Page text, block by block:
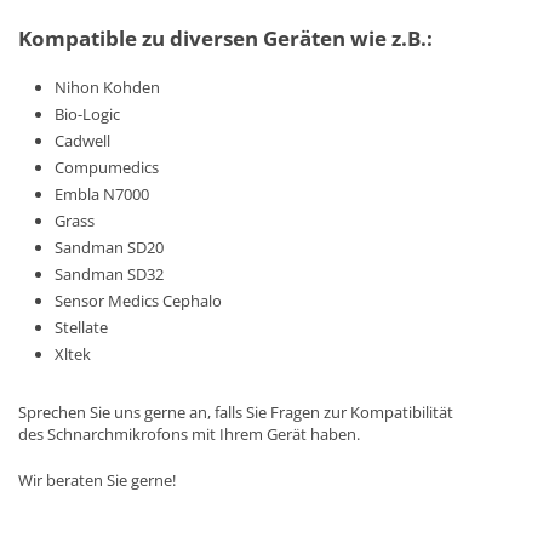
Kompatible zu diversen Geräten wie z.B.:
Nihon Kohden
Bio-Logic
Cadwell
Compumedics
Embla N7000
Grass
Sandman SD20
Sandman SD32
Sensor Medics Cephalo
Stellate
Xltek
Sprechen Sie uns gerne an, falls Sie Fragen zur Kompatibilität
des Schnarchmikrofons mit Ihrem Gerät haben.
Wir beraten Sie gerne!